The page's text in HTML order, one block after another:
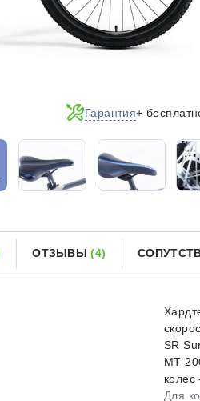
Гарантия+
ОТЗЫВЫ(4)
SR
MT-
Для
25%
Подробнееоб